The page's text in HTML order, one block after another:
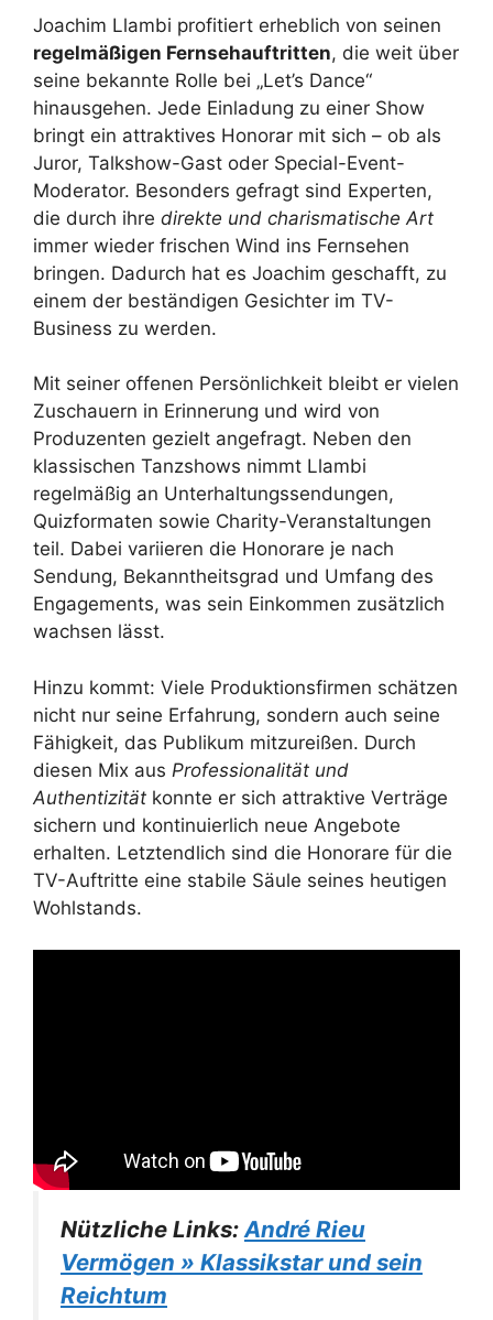
Joachim Llambi profitiert erheblich von seinen
regelmäßigen Fernsehauftritten, die weit über
seine bekannte Rolle bei „Let’s Dance“
hinausgehen. Jede Einladung zu einer Show
bringt ein attraktives Honorar mit sich – ob als
Juror, Talkshow-Gast oder Special-Event-
Moderator. Besonders gefragt sind Experten,
die durch ihre direkte und charismatische Art
immer wieder frischen Wind ins Fernsehen
bringen. Dadurch hat es Joachim geschafft, zu
einem der beständigen Gesichter im TV-
Business zu werden.
Mit seiner offenen Persönlichkeit bleibt er vielen
Zuschauern in Erinnerung und wird von
Produzenten gezielt angefragt. Neben den
klassischen Tanzshows nimmt Llambi
regelmäßig an Unterhaltungssendungen,
Quizformaten sowie Charity-Veranstaltungen
teil. Dabei variieren die Honorare je nach
Sendung, Bekanntheitsgrad und Umfang des
Engagements, was sein Einkommen zusätzlich
wachsen lässt.
Hinzu kommt: Viele Produktionsfirmen schätzen
nicht nur seine Erfahrung, sondern auch seine
Fähigkeit, das Publikum mitzureißen. Durch
diesen Mix aus Professionalität und
Authentizität konnte er sich attraktive Verträge
sichern und kontinuierlich neue Angebote
erhalten. Letztendlich sind die Honorare für die
TV-Auftritte eine stabile Säule seines heutigen
Wohlstands.
Nützliche Links: André Rieu
Vermögen » Klassikstar und sein
Reichtum